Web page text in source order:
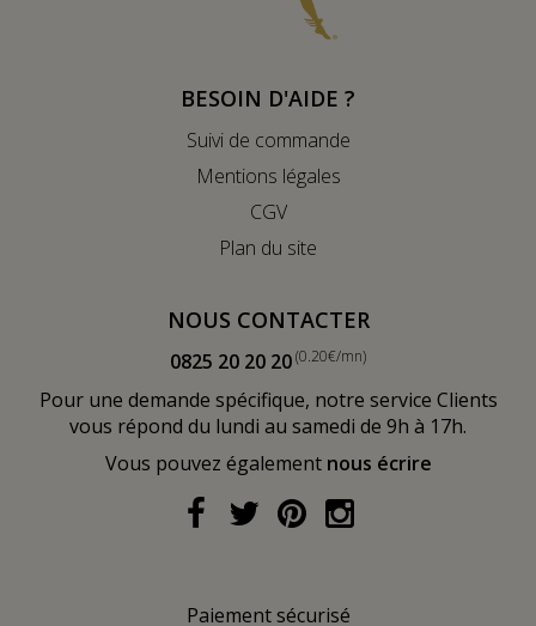
BESOIN D'AIDE ?
Suivi de commande
Mentions légales
CGV
Plan du site
NOUS CONTACTER
0825 20 20 20(0.20€/mn)
Pour une demande spécifique, notre service Clients
vous répond du lundi au samedi de 9h à 17h.
Vous pouvez également nous écrire
Paiement sécurisé